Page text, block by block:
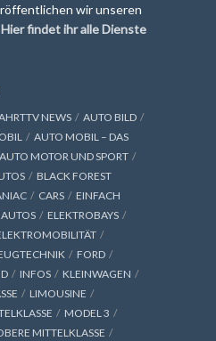
wir unseren
Hier findet ihr alle Dienste
NEWS
AUTO BILD
AUTO MOBIL – DAS
AUTO MOTOR UND SPORT
BLACK FOREST
CARS
EINFACH
ELEKTROBAYS
FORD
INFOS
KLEINWAGEN
LIMOUSINE
MODEL 3
MITTELKLASSE